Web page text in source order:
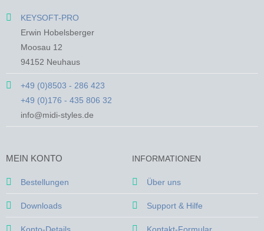
KEYSOFT-PRO
Erwin Hobelsberger
Moosau 12
94152 Neuhaus
+49 (0)8503 - 286 423
+49 (0)176 - 435 806 32
info@midi-styles.de
MEIN KONTO
Bestellungen
Downloads
Konto-Details
INFORMATIONEN
Über uns
Support & Hilfe
Kontakt-Formular